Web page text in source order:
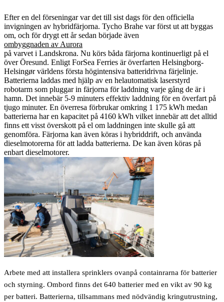
Efter en del förseningar var det till sist dags för den officiella
invigningen av hybridfärjorna. Tycho Brahe var först ut att byggas
om, och för drygt ett år sedan började även
ombyggnaden av Aurora
på varvet i Landskrona. Nu körs båda färjorna kontinuerligt på el
över Öresund. Enligt ForSea Ferries är överfarten Helsingborg-
Helsingør världens första högintensiva batteridrivna färjelinje.
Batterierna laddas med hjälp av en helautomatisk laserstyrd
robotarm som pluggar in färjorna för laddning varje gång de är i
hamn. Det innebär 5-9 minuters effektiv laddning för en överfart på
tjugo minuter. En överresa förbrukar omkring 1 175 kWh medan
batterierna har en kapacitet på 4160 kWh vilket innebär att det alltid
finns ett visst överskott på el om laddningen inte skulle gå att
genomföra. Färjorna kan även köras i hybriddrift, och använda
dieselmotorerna för att ladda batterierna. De kan även köras på
enbart dieselmotorer.
Arbete med att installera sprinklers ovanpå containrarna för batterier
och styrning. Ombord finns det 640 batterier med en vikt av 90 kg
per batteri. Batterierna, tillsammans med nödvändig kringutrustning,